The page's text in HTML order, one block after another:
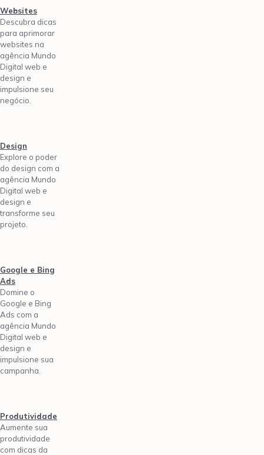
Websites
Descubra dicas
para aprimorar
websites na
agência Mundo
Digital web e
design e
impulsione seu
negócio.
Design
Explore o poder
do design com a
agência Mundo
Digital web e
design e
transforme seu
projeto.
Google e Bing
Ads
Domine o
Google e Bing
Ads com a
agência Mundo
Digital web e
design e
impulsione sua
campanha.
Produtividade
Aumente sua
produtividade
com dicas da